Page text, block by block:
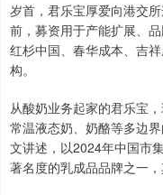
岁首，君乐宝厚爱向港交
前，募资用于产能扩展、
红杉中国、春华成本、吉
构。
从酸奶业务起家的君乐宝
常温液态奶、奶酪等多边
文讲述，以2024年中国市
著名度的乳成品品牌之一